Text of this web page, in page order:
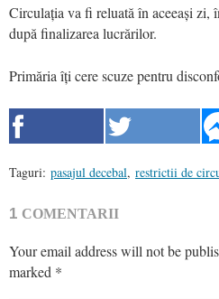
Circulația va fi reluată în aceeași zi,
după finalizarea lucrărilor.
Primăria îți cere scuze pentru
Taguri: pasajul decebal, restrictii de
1 COMENTARII
Your email address will not be
marked *